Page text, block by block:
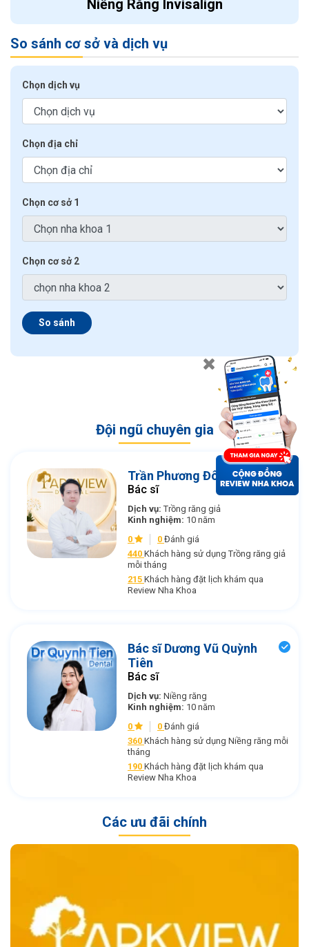
Niềng Răng Invisalign
So sánh cơ sở và dịch vụ
Chọn dịch vụ
Chọn địa chỉ
Chọn cơ sở 1
Chọn cơ sở 2
So sánh
Đội ngũ chuyên gia
Trần Phương Đông
Bác sĩ
Dịch vụ:Trồng răng giả
Kinh nghiệm: 10 năm
0
0 Đánh giá
440 Khách hàng sử dụng Trồng răng giả
mỗi tháng
215 Khách hàng đặt lịch khám qua
Review Nha Khoa
Bác sĩ Dương Vũ Quỳnh
Tiên
Bác sĩ
Dịch vụ: Niềng răng
Kinh nghiệm: 10 năm
0
0 Đánh giá
360 Khách hàng sử dụng Niềng răng mỗi
tháng
190 Khách hàng đặt lịch khám qua
Review Nha Khoa
Các ưu đãi chính